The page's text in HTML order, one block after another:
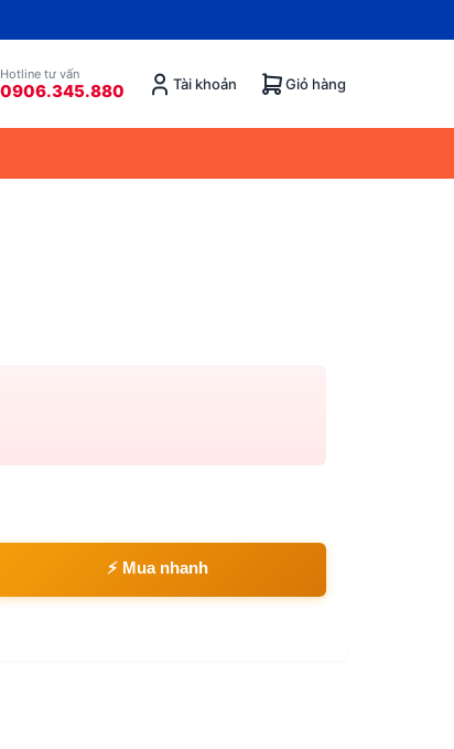
Hotline tư vấn
0906.345.880 Tài khoản Giỏ hàng
⚡ Mua nhanh